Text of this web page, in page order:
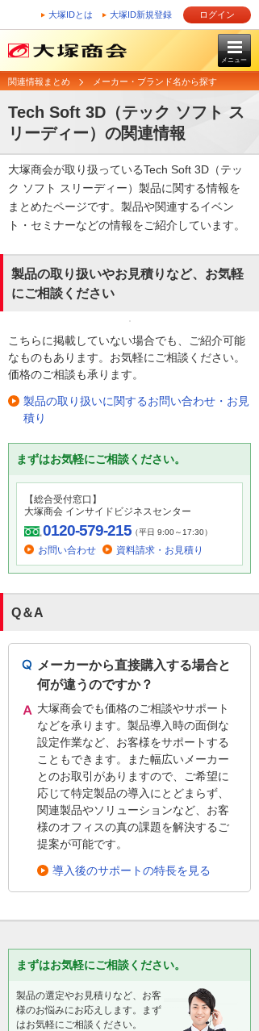
大塚IDとは 大塚ID新規登録 ログイン
メニュー
関連情報まとめ メーカー・ブランド名から探す
Tech Soft 3D（テック ソフト ス
リーディー）の関連情報
大塚商会が取り扱っているTech Soft 3D（テッ
ク ソフト スリーディー）製品に関する情報を
まとめたページです。製品や関連するイベン
ト・セミナーなどの情報をご紹介しています。
製品の取り扱いやお見積りなど、お気軽
にご相談ください
こちらに掲載していない場合でも、ご紹介可能
なものもあります。お気軽にご相談ください。
価格のご相談も承ります。
製品の取り扱いに関するお問い合わせ・お見
積り
まずはお気軽にご相談ください。
【総合受付窓口】
大塚商会 インサイドビジネスセンター
0120-579-215（平日 9:00～17:30）
お問い合わせ 資料請求・お見積り
Q＆A
メーカーから直接購入する場合と
何が違うのですか？
大塚商会でも価格のご相談やサポート
などを承ります。製品導入時の面倒な
設定作業など、お客様をサポートする
こともできます。また幅広いメーカー
とのお取引がありますので、ご希望に
応じて特定製品の導入にとどまらず、
関連製品やソリューションなど、お客
様のオフィスの真の課題を解決するご
提案が可能です。
導入後のサポートの特長を見る
まずはお気軽にご相談ください。
製品の選定やお見積りなど、お客
様のお悩みにお応えします。まず
はお気軽にご相談ください。